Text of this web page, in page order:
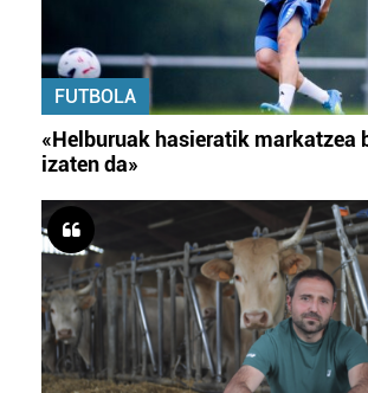
FUTBOLA
«Helburuak hasieratik markatzea
izaten da»